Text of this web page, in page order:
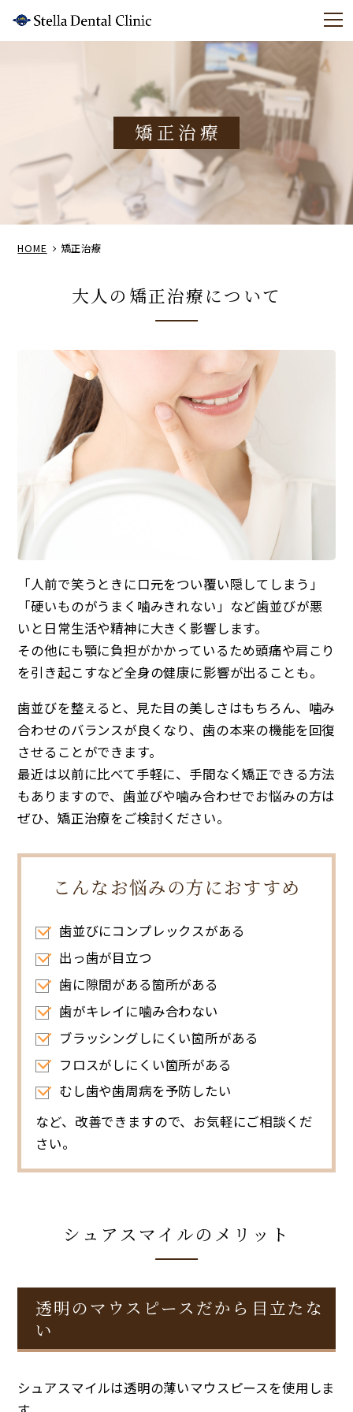
矯正治療
HOME 矯正治療
大人の矯正治療について
「人前で笑うときに口元をつい覆い隠してしまう」
「硬いものがうまく噛みきれない」など歯並びが悪
いと日常生活や精神に大きく影響します。
その他にも顎に負担がかかっているため頭痛や肩こり
を引き起こすなど全身の健康に影響が出ることも。
歯並びを整えると、見た目の美しさはもちろん、噛み
合わせのバランスが良くなり、歯の本来の機能を回復
させることができます。
最近は以前に比べて手軽に、手間なく矯正できる方法
もありますので、歯並びや噛み合わせでお悩みの方は
ぜひ、矯正治療をご検討ください。
こんなお悩みの方におすすめ
歯並びにコンプレックスがある
出っ歯が目立つ
歯に隙間がある箇所がある
歯がキレイに噛み合わない
ブラッシングしにくい箇所がある
フロスがしにくい箇所がある
むし歯や歯周病を予防したい
など、改善できますので、お気軽にご相談くだ
さい。
シュアスマイルのメリット
透明のマウスピースだから目立たな
い
シュアスマイルは透明の薄いマウスピースを使用しま